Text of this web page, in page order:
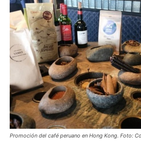
Promoción del café peruano en Hong Kong. Foto: